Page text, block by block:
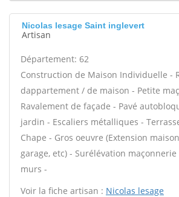
Nicolas lesage Saint inglevert
Artisan
Département: 62
Construction de Maison Individuelle -
dappartement / de maison - Petite
Ravalement de façade - Pavé
jardin - Escaliers métalliques -
Chape - Gros oeuvre (Extension
garage, etc) - Surélévation
murs -
Voir la fiche artisan : Nicolas lesage